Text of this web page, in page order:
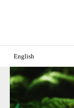
English
درباره ما
پروژه‌های